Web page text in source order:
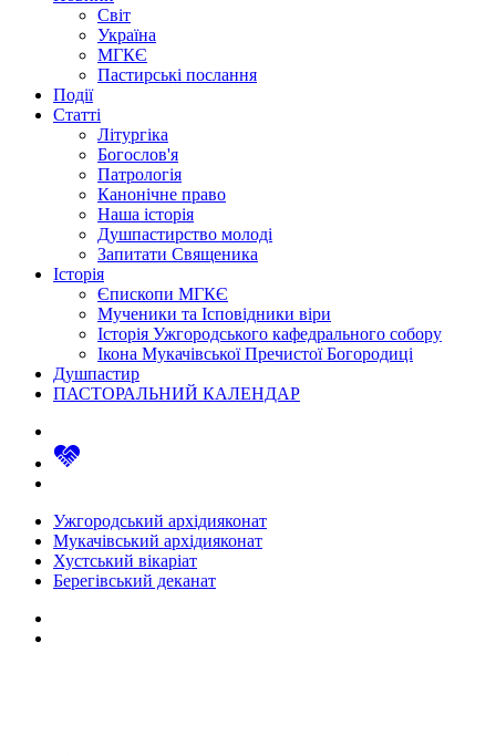
Світ
Україна
МГКЄ
Пастирські послання
Події
Статті
Літургіка
Богослов'я
Патрологія
Канонічне право
Наша історія
Душпастирство молоді
Запитати Священика
Історія
Єпископи МГКЄ
Мученики та Ісповідники віри
Історія Ужгородського кафедрального собору
Ікона Мукачівської Пречистої Богородиці
Душпастир
ПАСТОРАЛЬНИЙ КАЛЕНДАР
Ужгородський архідияконат
Мукачівський архідияконат
Хустський вікаріат
Берегівський деканат